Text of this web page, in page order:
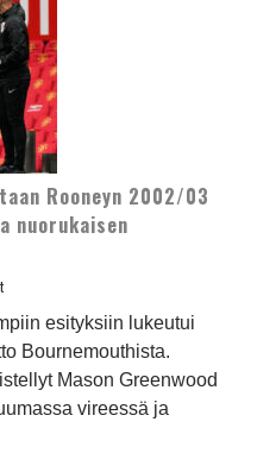
Rooneyn 2002/03
nuorukaisen
esityksiin lukeutui
Bournemouthista.
Mason Greenwood
vireessä ja